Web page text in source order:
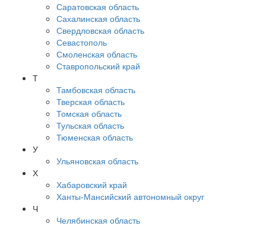
Саратовская область
Сахалинская область
Свердловская область
Севастополь
Смоленская область
Ставропольский край
Т
Тамбовская область
Тверская область
Томская область
Тульская область
Тюменская область
У
Ульяновская область
Х
Хабаровский край
Ханты-Мансийский автономный округ
Ч
Челябинская область